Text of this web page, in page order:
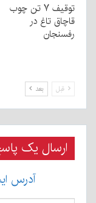
توقیف ۷ تن چوب
قاچاق تاغ در
رفسنجان
قبل بعد
ارسال یک
آدرس